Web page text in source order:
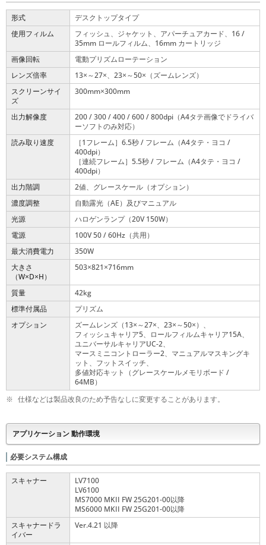
形式
デスクトップタイプ
使用フィルム
フィッシュ、ジャケット、アパーチュアカード、16 /
35mm ロールフィルム、16mm カートリッジ
画像回転
電動プリズムローテーション
レンズ倍率
13× ～27×、23× ～50× （ズームレンズ）
スクリーンサイ
ズ
300mm×300mm
出力解像度
200 / 300 / 400 / 600 / 800dpi（A4タテ画像でドライバ
ーソフトのみ対応）
読み取り速度
［1フレーム］6.5秒 / フレーム（A4タテ・ヨコ /
400dpi）
［連続フレーム］5.5秒 / フレーム（A4タテ・ヨコ /
400dpi）
出力階調
2値、グレースケール（オプション）
濃度調整
自動露光（AE）及びマニュアル
光源
ハロゲンランプ（20V 150W）
電源
100V 50 / 60Hz（共用）
最大消費電力
350W
大きさ
（W×D×H）
503×821 ×716mm
質量
42kg
標準付属品
プリズム
オプション
ズームレンズ（13× ～27×、23× ～50× ）、
フィッシュキャリア5、ロールフィルムキャリア15A、
ユニバーサルキャリアUC-2、
マースミニコントローラー2、マニュアルマスキングキ
ット、フットスイッチ、
多値対応キット（グレースケールメモリボード /
64MB）
※ 仕様などは製品改良のため予告なしに変更することがあります。
アプリケーション 動作環境
必要システム構成
スキャナー
LV7100
LV6100
MS7000 MKII FW 25G201-00以降
MS6000 MKII FW 25G201-00以降
スキャナードラ
イバー
Ver.4.21 以降